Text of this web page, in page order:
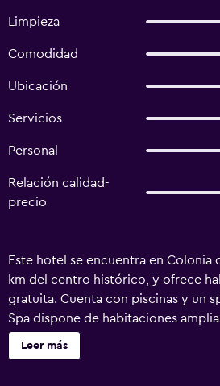
Limpieza
Comodidad
Ubicación
Servicios
Personal
Relación calidad-
precio
Este hotel se encuentra en Colonia
km del centro histórico, y ofrece
gratuita. Cuenta con piscinas y un
Spa dispone de habitaciones
acondicionado, TV vía satélite,
Alberga el restaurante Chez Adela.
Leer más